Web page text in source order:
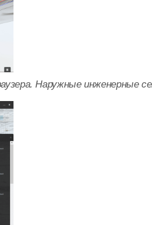
Наружные инженерные